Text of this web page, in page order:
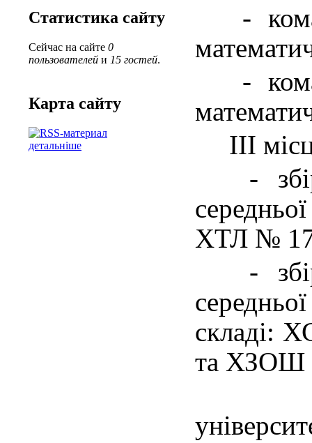
Статистика сайту
Сейчас на сайте 0
пользователей и 15 гостей.
Карта сайту
детальніше
-
-
ІІІ
-
ХТЛ №
-
та ХЗОШ